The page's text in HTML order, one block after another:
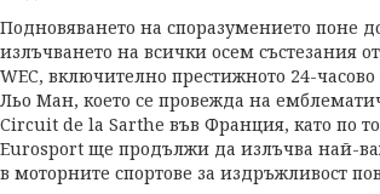
Подновяването на споразумението поне
излъчването на всички осем състезания
WEC, включително престижното 24-часово
Льо Ман, което се провежда на
Circuit de la Sarthe във Франция, като по
Eurosport ще продължи да излъчва най-
в моторните спортове за издръжливост